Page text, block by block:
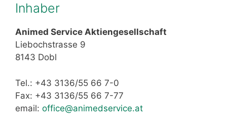
Inhaber
Animed Service Aktiengesellschaft
Liebochstrasse 9
8143 Dobl
Tel.: +43 3136/55 66 7-0
Fax: +43 3136/55 66 7-77
email: office@animedservice.at